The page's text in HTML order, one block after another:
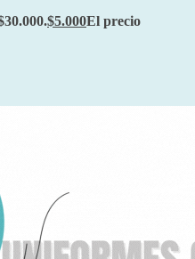
$5.000El precio